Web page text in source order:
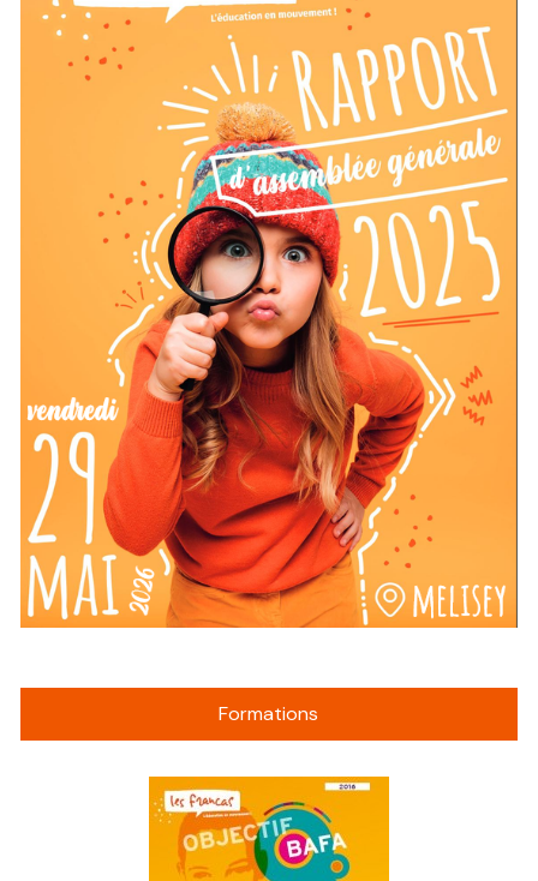
Formations